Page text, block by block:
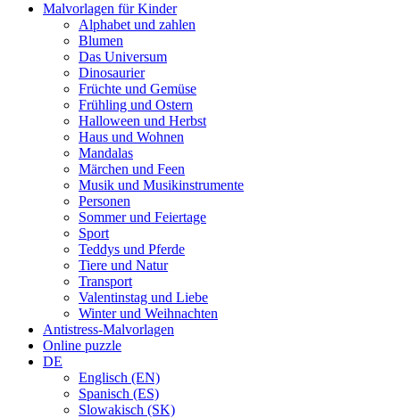
Malvorlagen für Kinder
Alphabet und zahlen
Blumen
Das Universum
Dinosaurier
Früchte und Gemüse
Frühling und Ostern
Halloween und Herbst
Haus und Wohnen
Mandalas
Märchen und Feen
Musik und Musikinstrumente
Personen
Sommer und Feiertage
Sport
Teddys und Pferde
Tiere und Natur
Transport
Valentinstag und Liebe
Winter und Weihnachten
Antistress-Malvorlagen
Online puzzle
DE
Englisch (EN)
Spanisch (ES)
Slowakisch (SK)